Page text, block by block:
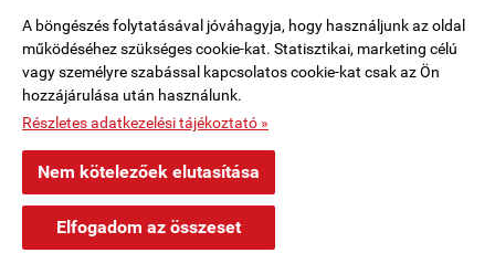
A böngészés folytatásával jóváhagyja, hogy használjunk az oldal
működéséhez szükséges cookie-kat. Statisztikai, marketing célú
vagy személyre szabással kapcsolatos cookie-kat csak az Ön
hozzájárulása után használunk.
Részletes adatkezelési tájékoztató »
Nem kötelezőek elutasítása
Elfogadom az összeset
Rendelési feltételek|Elérhetőségek|Kosár tartalma, megrendelés
Oldaltérkép|
motoshop.startuzlet.hu - SB Motoralkatrész Kft.
Webáruház készítés
Tamás Nagycenk településről
Vásárolt a webáruházban
6 perccel ezelőtt 